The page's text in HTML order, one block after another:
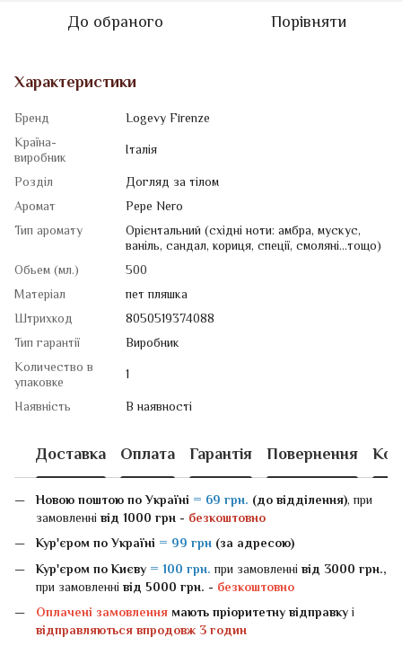
До обраного Порівняти
Характеристики
Бренд
Logevy Firenze
Країна-
виробник
Італія
Розділ
Догляд за тілом
Аромат
Pepe Nero
Тип аромату
Орієнтальний (східні ноти: амбра, мускус,
ваніль, сандал, кориця, спеції, смоляні...тощо)
Обьем (мл.)
500
Матеріал
пет пляшка
Штрихкод
8050519374088
Тип гарантії
Виробник
Количество в
упаковке
1
Наявність
В наявності
Доставка Оплата Гарантія Повернення
Новою поштоюпо Україні = 69 грн. (до відділення), при
замовленні від 1000 грн - безкоштовно
Кур'єром по Україні = 99 грн (за адресою)
Кур'єром по Києву = 100 грн. при замовленні від 3000 грн.,
при замовленні від 5000 грн. - безкоштовно
Оплачені замовлення мають пріоритетну відправкуі
відправляються впродовж 3 годин